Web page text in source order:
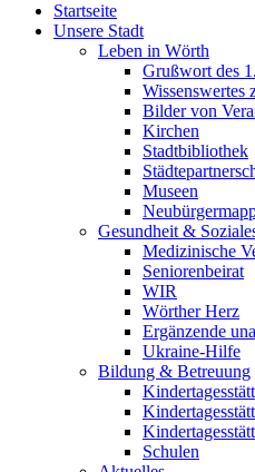
Startseite
Unsere Stadt
Leben in Wörth
Grußwort des
Wissenswertes
Bilder von
Kirchen
Stadtbibliothek
Museen
Gesundheit &
Medizinische
Seniorenbeirat
WIR
Wörther Herz
Ergänzende
Ukraine-Hilfe
Bildung & Betreuung
Schulen